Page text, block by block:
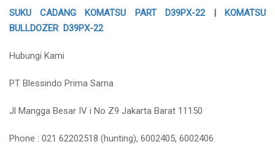
SUKU CADANG KOMATSU PART D39PX-22| KOMATSU
BULLDOZER D39PX-22
Hubungi Kami
PT Blessindo Prima Sarna
Jl Mangga Besar IV i No Z9 Jakarta Barat 11150
Phone : 021 62202518 (hunting), 6002405, 6002406